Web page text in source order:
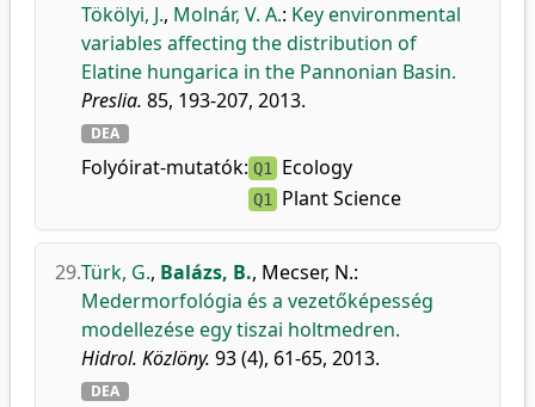
Tökölyi, J., Molnár, V. A.: Key environmental
variables affecting the distribution of
Elatine hungarica in the Pannonian Basin.
Preslia. 85, 193-207, 2013.
DEA
Folyóirat-mutatók: Q1 Ecology
Q1 Plant Science
29.Türk, G., Balázs, B., Mecser, N.:
Medermorfológia és a vezetőképesség
modellezése egy tiszai holtmedren.
Hidrol. Közlöny. 93 (4), 61-65, 2013.
DEA